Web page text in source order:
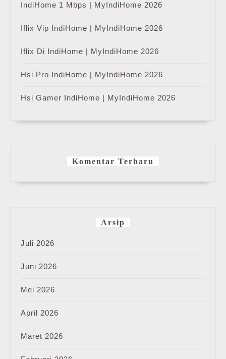
IndiHome 1 Mbps | MyIndiHome 2026
Iflix Vip IndiHome | MyIndiHome 2026
Iflix Di IndiHome | MyIndiHome 2026
Hsi Pro IndiHome | MyIndiHome 2026
Hsi Gamer IndiHome | MyIndiHome 2026
Komentar Terbaru
Arsip
Juli 2026
Juni 2026
Mei 2026
April 2026
Maret 2026